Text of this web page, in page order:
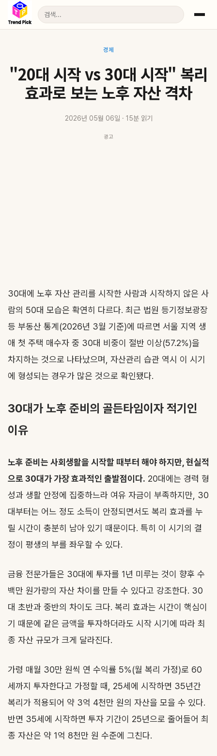
경제
"20대 시작 vs 30대 시작" 복리
효과로 보는 노후 자산 격차
2026년 05월 06일 · 15분 읽기
광고
30대에 노후 자산 관리를 시작한 사람과 시작하지 않은 사
람의 50대 모습은 확연히 다르다. 최근 법원 등기정보광장
등 부동산 통계(2026년 3월 기준)에 따르면 서울 지역 생
애 첫 주택 매수자 중 30대 비중이 절반 이상(57.2%)을
차지하는 것으로 나타났으며, 자산관리 습관 역시 이 시기
에 형성되는 경우가 많은 것으로 확인됐다.
30대가 노후 준비의 골든타임이자 적기인
이유
노후 준비는 사회생활을 시작할 때부터 해야 하지만, 현실적
으로 30대가 가장 효과적인 출발점이다. 20대에는 경력 형
성과 생활 안정에 집중하느라 여유 자금이 부족하지만, 30
대부터는 어느 정도 소득이 안정되면서도 복리 효과를 누
릴 시간이 충분히 남아 있기 때문이다. 특히 이 시기의 결
정이 평생의 부를 좌우할 수 있다.
금융 전문가들은 30대에 투자를 1년 미루는 것이 향후 수
백만 원가량의 자산 차이를 만들 수 있다고 강조한다. 30
대 초반과 중반의 차이도 크다. 복리 효과는 시간이 핵심이
기 때문에 같은 금액을 투자하더라도 시작 시기에 따라 최
종 자산 규모가 크게 달라진다.
가령 매월 30만 원씩 연 수익률 5%(월 복리 가정)로 60
세까지 투자한다고 가정할 때, 25세에 시작하면 35년간
복리가 적용되어 약 3억 4천만 원의 자산을 모을 수 있다.
반면 35세에 시작하면 투자 기간이 25년으로 줄어들어 최
종 자산은 약 1억 8천만 원 수준에 그친다.